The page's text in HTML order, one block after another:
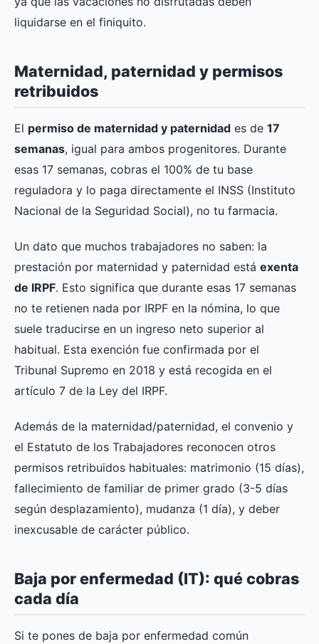
liquidarse en el finiquito.
Maternidad, paternidad y permisos
retribuidos
El permiso de maternidad y paternidad es de 17
semanas, igual para ambos progenitores. Durante
esas 17 semanas, cobras el 100% de tu base
reguladora y lo paga directamente el INSS (Instituto
Nacional de la Seguridad Social), no tu farmacia.
Un dato que muchos trabajadores no saben: la
prestación por maternidad y paternidad está exenta
de IRPF. Esto significa que durante esas 17 semanas
no te retienen nada por IRPF en la nómina, lo que
suele traducirse en un ingreso neto superior al
habitual. Esta exención fue confirmada por el
Tribunal Supremo en 2018 y está recogida en el
artículo 7 de la Ley del IRPF.
Además de la maternidad/paternidad, el convenio y
el Estatuto de los Trabajadores reconocen otros
permisos retribuidos habituales: matrimonio (15 días),
fallecimiento de familiar de primer grado (3-5 días
según desplazamiento), mudanza (1 día), y deber
inexcusable de carácter público.
Baja por enfermedad (IT): qué cobras
cada día
Si te pones de baja por enfermedad común